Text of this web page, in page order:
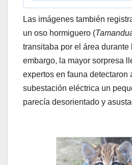
Las imágenes también
un oso hormiguero (
transitaba por el área durante
embargo, la mayor sorpresa
expertos en fauna detectaron
subestación eléctrica un
parecía desorientado y